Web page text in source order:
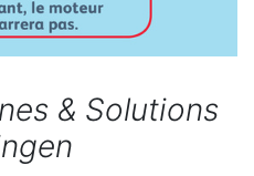
& Solutions